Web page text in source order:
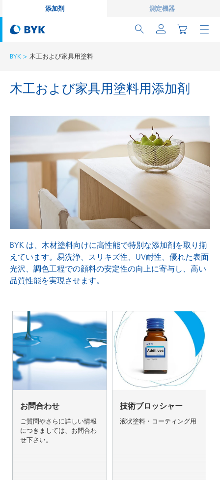
添加剤 測定機器
BYK 木工および家具用塗料
木工および家具用塗料用添加剤
BYK は、木材塗料向けに高性能で特別な添加剤を取り揃
えています。易洗浄、スリキズ性、UV耐性、優れた表面
光沢、調色工程での顔料の安定性の向上に寄与し、高い
品質性能を実現させます。
お問合わせ
ご質問やさらに詳しい情報
につきましては、お問合わ
せ下さい。
技術ブロッシャー
液状塗料・コーティング用